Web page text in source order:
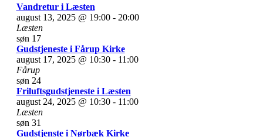
Vandretur i Læsten
august 13, 2025 @ 19:00- 20:00
Læsten
søn 17
Gudstjeneste i Fårup Kirke
august 17, 2025 @ 10:30- 11:00
Fårup
søn 24
Friluftsgudstjeneste i Læsten
august 24, 2025 @ 10:30- 11:00
Læsten
søn 31
Gudstjenste i Nørbæk Kirke